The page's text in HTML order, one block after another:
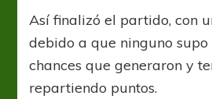
Así finalizó el partido, con
debido a que ninguno
chances que generaron y
repartiendo puntos.